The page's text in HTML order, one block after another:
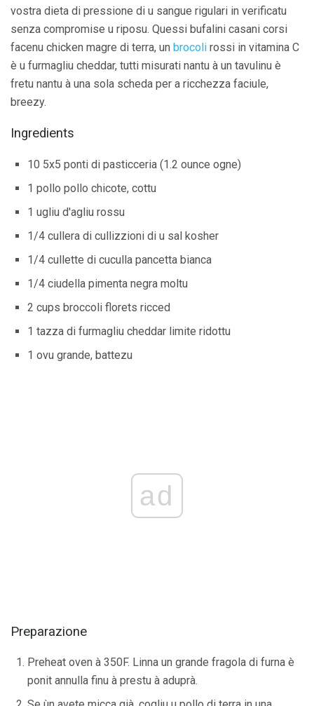
vostra dieta di pressione di u sangue rigulari in verificatu
senza compromise u riposu. Quessi bufalini casani corsi
facenu chicken magre di terra, un brocoli rossi in vitamina C
è u furmagliu cheddar, tutti misurati nantu à un tavulinu è
fretu nantu à una sola scheda per a ricchezza faciule,
breezy.
Ingredients
10 5x5 ponti di pasticceria (1.2 ounce ogne)
1 pollo pollo chicote, cottu
1 ugliu d'agliu rossu
1/4 cullera di cullizzioni di u sal kosher
1/4 cullette di cuculla pancetta bianca
1/4 ciudella pimenta negra moltu
2 cups broccoli florets ricced
1 tazza di furmagliu cheddar limite ridottu
1 ovu grande, battezu
ad
Preparazione
Preheat oven à 350F. Linna un grande fragola di furna è
ponit annulla finu à prestu à aduprà.